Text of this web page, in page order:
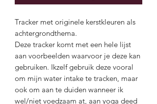
Tracker met originele kerstkleuren als
achtergrondthema.
Deze tracker komt met een hele lijst
aan voorbeelden waarvoor je deze kan
gebruiken. Ikzelf gebruik deze vooral
om mijn water intake te tracken, maar
ook om aan te duiden wanneer ik
wel/niet voedzaam at, aan yoga deed